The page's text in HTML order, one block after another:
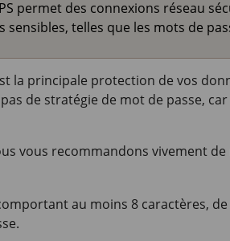
permet des connexions réseau
telles que les mots de
la principale protection de vos
de stratégie de mot de passe,
vous recommandons vivement
au moins 8 caractères,